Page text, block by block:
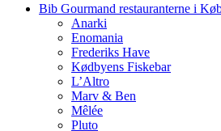
Bib Gourmand restauranterne i
Anarki
Enomania
Frederiks Have
Kødbyens Fiskebar
L’Altro
Marv & Ben
Mêlée
Pluto